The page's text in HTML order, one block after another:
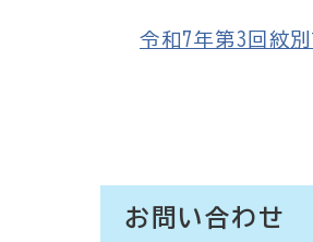
令和7年第3回紋
お問い合わせ